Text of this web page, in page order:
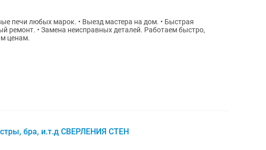
печи любых марок. • Выезд мастера на дом. • Быстрая
ремонт. • Замена неисправных деталей. Работаем быстро,
ценам.
бра, и.т.д СВЕРЛЕНИЯ СТЕН